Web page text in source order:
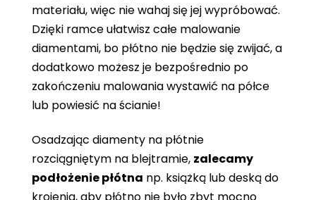
materiału, więc nie wahaj się jej wypróbować.
Dzięki ramce ułatwisz całe malowanie
diamentami, bo płótno nie będzie się zwijać, a
dodatkowo możesz je bezpośrednio po
zakończeniu malowania wystawić na półce
lub powiesić na ścianie!
Osadzając diamenty na płótnie
rozciągniętym na blejtramie, zalecamy
podłożenie płótna np. książką lub deską do
krojenia, aby płótno nie było zbyt mocno